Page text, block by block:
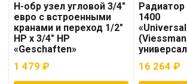
Н-обр узел угловой 3/4″
евро с встроенными
кранами и переход 1/2″
НР х 3/4″ НР
«Geschaften»
1 479 ₽
Радиатор
1400
16 264₽